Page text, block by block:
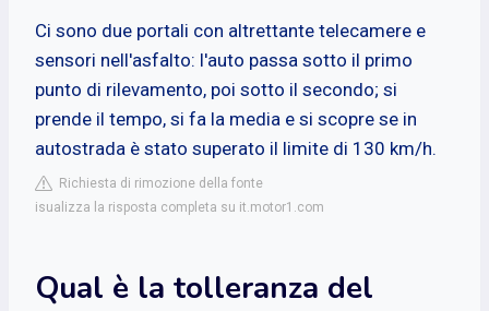
Ci sono due portali con altrettante telecamere e
sensori nell'asfalto: l'auto passa sotto il primo
punto di rilevamento, poi sotto il secondo; si
prende il tempo, si fa la media e si scopre se in
autostrada è stato superato il limite di 130 km/h.
Richiesta di rimozione della fonte
isualizza la risposta completa su it.motor1.com
Qual è la tolleranza del